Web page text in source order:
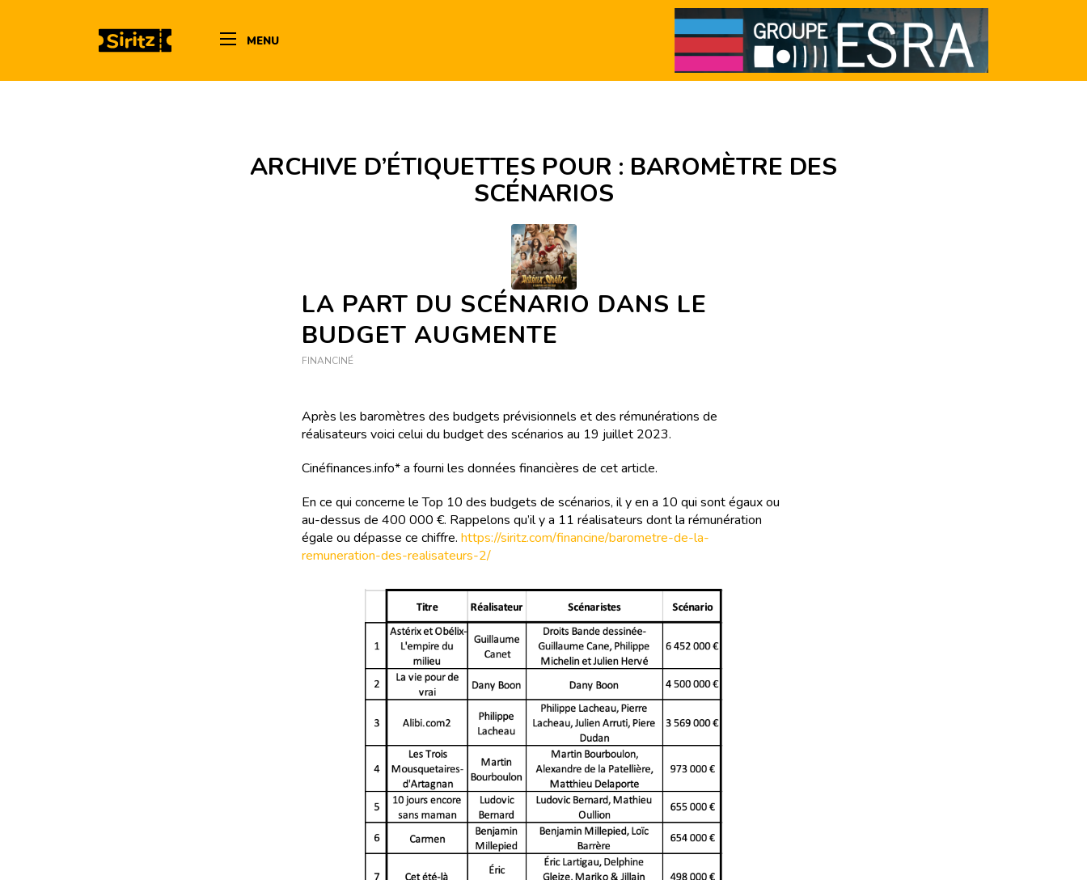
MENU
ARCHIVE D’ÉTIQUETTES POUR : BAROMÈTRE DES
SCÉNARIOS
LA PART DU SCÉNARIO DANS LE
BUDGET AUGMENTE
FINANCINÉ
Après les baromètres des budgets prévisionnels et des rémunérations de
réalisateurs voici celui du budget des scénarios au 19 juillet 2023.
Cinéfinances.info* a fourni les données financières de cet article.
En ce qui concerne le Top 10 des budgets de scénarios, il y en a 10 qui sont égaux ou
au-dessus de 400 000 €. Rappelons qu’il y a 11 réalisateurs dont la rémunération
égale ou dépasse ce chiffre. https://siritz.com/financine/barometre-de-la-
remuneration-des-realisateurs-2/